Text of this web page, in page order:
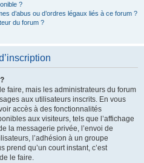
?
d’abus ou d’ordres légaux liés à ce forum ?
du forum ?
faire, mais les administrateurs du forum
aux utilisateurs inscrits. En vous
accès à des fonctionnalités
aux visiteurs, tels que l’affichage
la messagerie privée, l’envoi de
l’adhésion à un groupe
prend qu’un court instant, c’est
le faire.